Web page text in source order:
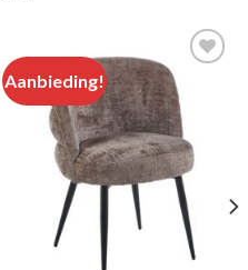
Aanbieding!
Add to
wishlist